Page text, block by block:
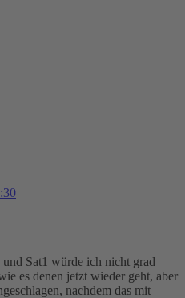
Sat1 würde ich nicht grad
es denen jetzt wieder geht, aber
nachdem das mit